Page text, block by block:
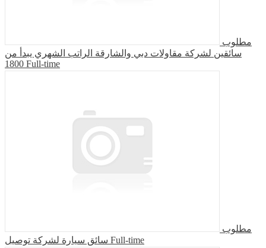
مطلوب
سائقين لشركة مقاولات دبي والشارقة الراتب الشهري يبدأ من
1800 Full-time
مطلوب
سائق سيارة لشركة توصيل Full-time